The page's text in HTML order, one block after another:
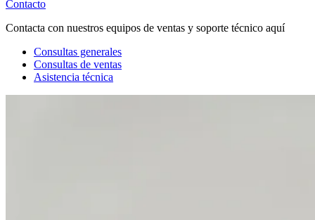
Contacto
Contacta con nuestros equipos de ventas y soporte técnico aquí
Consultas generales
Consultas de ventas
Asistencia técnica